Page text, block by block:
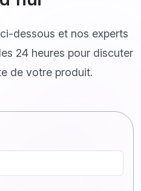
dessous et nos experts
24 heures pour discuter
de votre produit.